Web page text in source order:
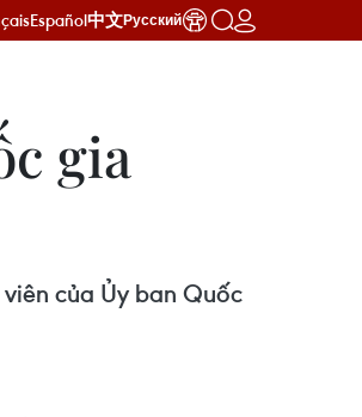
Español中文Русский
gia
của Ủy ban Quốc